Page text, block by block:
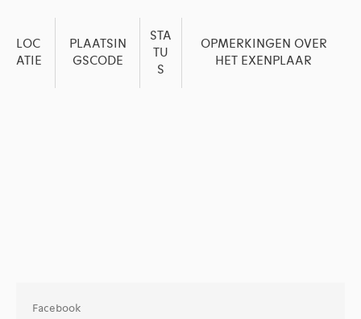
LOC
ATIE
PLAATSIN
GSCODE
STA
TU
S
OPMERKINGEN OVER
HET EXENPLAAR
Facebook